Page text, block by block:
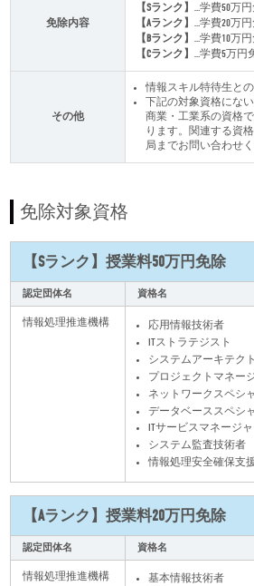
免除内容
【Sランク】 …学費50万
【Aランク】 …学費20万
【Bランク】 …学費10万
【Cランク】 …学費5万円
その他
情報スキル特待生と
下記の対象資格にな
商業・工業系の資格
ります。関連する資
局までお問い合わせく
免除対象資格
【Sランク】授業料50万円免除
認定団体名 資格名
情報処理推進機構
応用情報技術者
ITストラテジスト
システムアーキテクト
プロジェクトマネー
ネットワークスペシ
データベーススペシ
ITサービスマネージ
システム監査技術者
情報処理安全確保支
【Aランク】授業料20万円免除
認定団体名 資格名
情報処理推進機構
基本情報技術者